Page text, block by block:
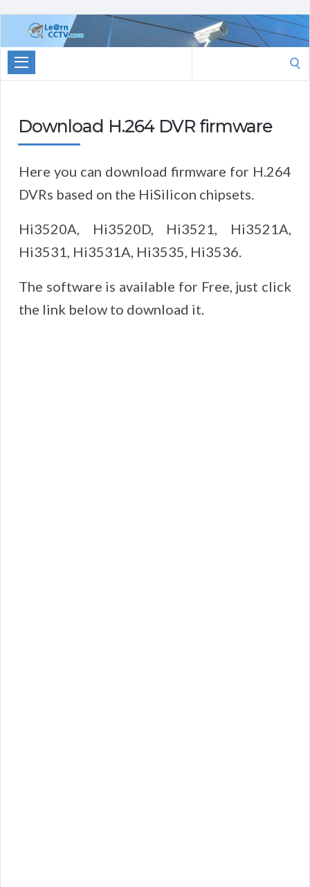
Learn
CCTV.com
for:
Download H.264 DVR firmware
Here you can download firmware for H.264
DVRs based on the HiSilicon chipsets.
Hi3520A, Hi3520D, Hi3521, Hi3521A,
Hi3531, Hi3531A, Hi3535, Hi3536.
The software is available for Free, just click
the link below to download it.